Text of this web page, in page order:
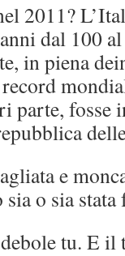
2011?
dal 100
in piena
parte, fosse
e
o sia
tu. E il